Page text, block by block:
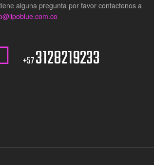
alguna pregunta por favor contactenos a
+573128219233